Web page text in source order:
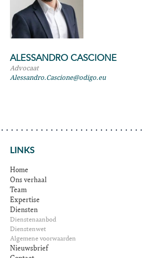
ALESSANDRO CASCIONE
Advocaat
Alessandro.Cascione@odigo.eu
LINKS
Home
Ons verhaal
Team
Expertise
Diensten
Dienstenaanbod
Dienstenwet
Algemene voorwaarden
Nieuwsbrief